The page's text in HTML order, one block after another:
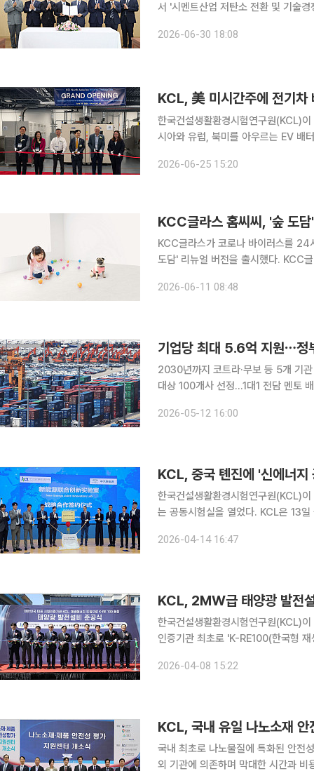
서 '시멘트산업 저탄소 전환 및 기술경쟁
는 산업 환경에서 저탄소 시멘트의
2026-06-30 18:08
KCL, 美 미시간주에 전기차
한국건설생활환경시험연구원(KCL)
시아와 유럽, 북미를 아우르는 EV 배터리
2026-06-25 15:20
KCC글라스 홈씨씨, '숲 도
KCC글라스가 코로나 바이러스를
도담' 리뉴얼 버전을 출시했다. KCC글라스의 인테리어 전문 브랜드 홈씨씨는 어린이와 반려동물이
일 밝혔다. 이번 리뉴얼에선 '바이
2026-06-11 08:48
기업당 최대 5.6억 지원⋯정
2030년까지 코트라·무보 등 5개 기
대상 100개사 선정…1대1 전담 멘토
다. 이를 위해 5개 주요 수출지원기
2026-05-12 16:00
KCL, 중국 톈진에 '신에너지
한국건설생활환경시험연구원(KCL)
는 공동시험실을 열었다. KCL은 13일 중국 톈진에서 중국 자동차 인증기관인 중기연 신에너지 자동
2026-04-14 16:47
한국건설생활환경시험연구원(KCL)
인증기관 최초로 'K-RE100(한국형 재생에너지
봉 더불어민주당 국회의원, 천영길
2026-04-08 15:22
KCL, 국내 유일 나노소재
국내 최초로 나노물질에 특화된 안전
외 기관에 의존하며 막대한 시간과 비